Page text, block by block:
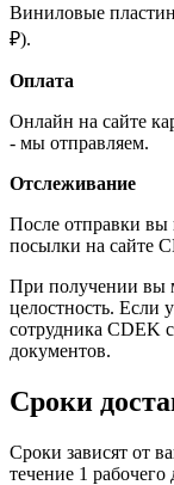
Виниловые
₽).
Оплата
Онлайн на сайте
- мы отправляем.
Отслеживание
После отправки вы
посылки на сайте
При получении вы
целостность. Если
сотрудника CDEK
документов.
Сроки
Сроки зависят от
течение 1